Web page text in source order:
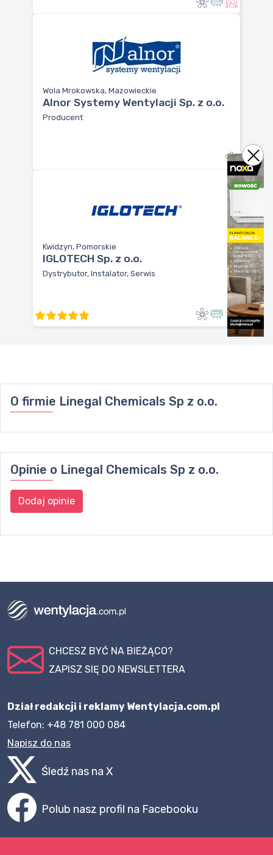
Wola Mrokowska, Mazowieckie
Alnor Systemy Wentylacji Sp. z o.o.
Producent
Kwidzyn, Pomorskie
IGLOTECH Sp. z o.o.
Dystrybutor, Instalator, Serwis
O firmie Linegal Chemicals Sp z o.o.
Opinie o Linegal Chemicals Sp z o.o.
Dodaj opinie
CHCESZ BYĆ NA BIEŻĄCO?
ZAPISZ SIĘ DO NEWSLETTERA
Dział redakcji i reklamy Wentylacja.com.pl
Telefon: +48 781 000 084
Napisz do nas
Śledź nas na X
Polub nasz profil na Facebooku